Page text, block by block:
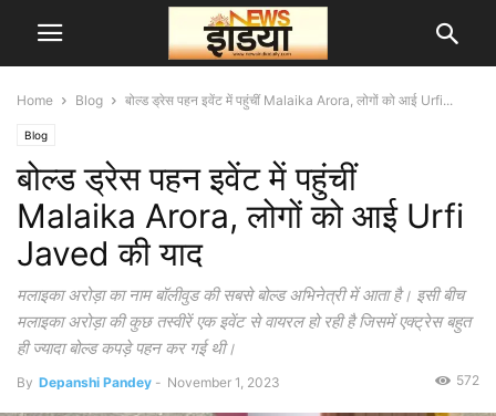
Home Blog बोल्ड ड्रेस पहन इवेंट में पहुंचीं Malaika Arora, लोगों को आई Urfi...
Blog
बोल्ड ड्रेस पहन इवेंट में पहुंचीं
Malaika Arora, लोगों को आई Urfi
Javed की याद
मलाइका अरोड़ा का नाम बॉलीवुड की सबसे बोल्ड अभिनेत्री में आता है। इसी बीच
मलाइका अरोड़ा की कुछ तस्वीरें एक इवेंट से वायरल हो रही है जिसमें एक्ट्रेस बहुत
ही ज्यादा बोल्ड कपड़े पहन कर गई थी।
By Depanshi Pandey - November 1, 2023 572